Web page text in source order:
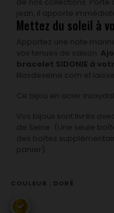
jean, il apporte
Mettez du soleil à
Apportez une note
vos tenues de saison.
bracelet SIDONIE à
lilasdeseine.com et
Ce bijou en acier
Vos bijoux sont livrés
de Seine. (Une seule
des boîtes
panier).
COULEUR : DORÉ
doré